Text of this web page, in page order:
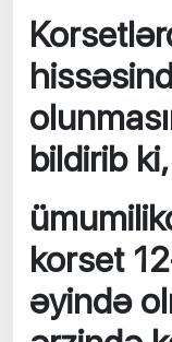
bildirib ki,
korset
əyində